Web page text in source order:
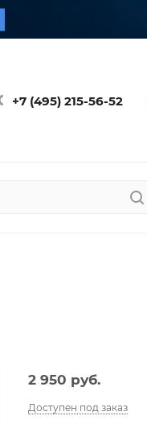
+7 (495) 215-56-52
2 950 руб.
Доступен под заказ